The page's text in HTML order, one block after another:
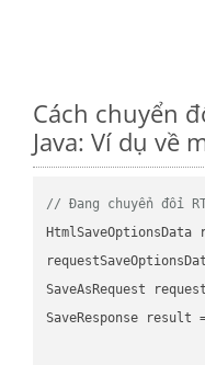
Cách chuyển
Java: Ví dụ về
// Đang chuyển đổi
HtmlSaveOptionsData
SaveAsRequest
SaveResponse result